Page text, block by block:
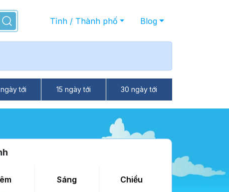
Tỉnh / Thành phố Blog
tới 15 ngày tới 30 ngày tới
Sáng Chiều